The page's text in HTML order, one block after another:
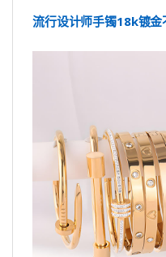
流行设计师手镯18k镀